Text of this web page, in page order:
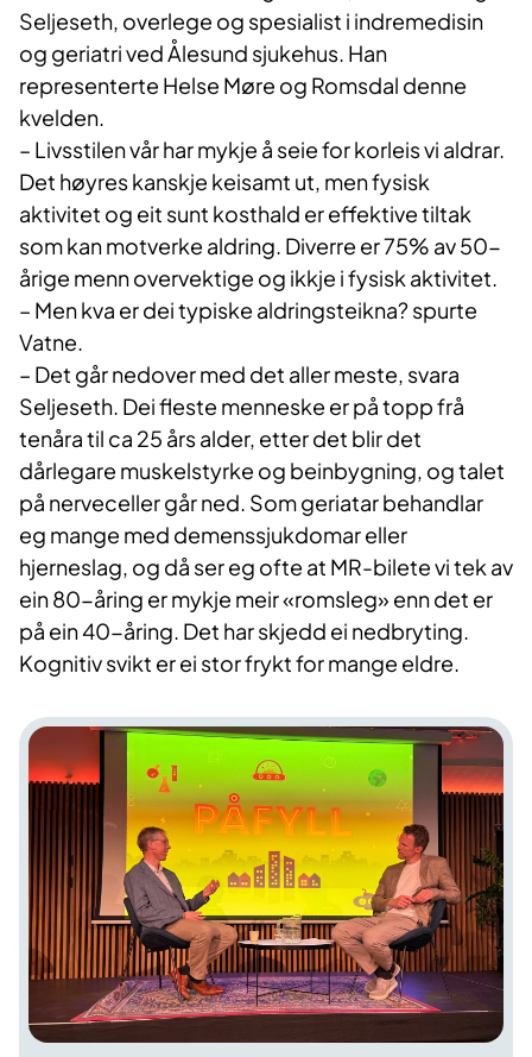
Seljeseth, overlege og spesialist i indremedisin
og geriatri ved Ålesund sjukehus. Han
representerte Helse Møre og Romsdal denne
kvelden.
– Livsstilen vår har mykje å seie for korleis vi aldrar.
Det høyres kanskje keisamt ut, men fysisk
aktivitet og eit sunt kosthald er effektive tiltak
som kan motverke aldring. Diverre er 75% av 50-
årige menn overvektige og ikkje i fysisk aktivitet.
– Men kva er dei typiske aldringsteikna? spurte
Vatne.
– Det går nedover med det aller meste, svara
Seljeseth. Dei fleste menneske er på topp frå
tenåra til ca 25 års alder, etter det blir det
dårlegare muskelstyrke og beinbygning, og talet
på nerveceller går ned. Som geriatar behandlar
eg mange med demenssjukdomar eller
hjerneslag, og då ser eg ofte at MR-bilete vi tek av
ein 80-åring er mykje meir «romsleg» enn det er
på ein 40-åring. Det har skjedd ei nedbryting.
Kognitiv svikt er ei stor frykt for mange eldre.